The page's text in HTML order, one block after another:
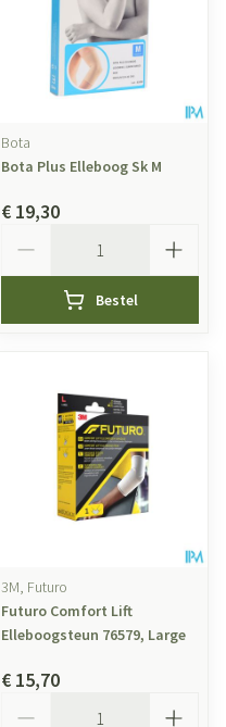
Bota
Bota Plus Elleboog Sk M
€ 19,30
Bestel
3M, Futuro
Futuro Comfort Lift
Elleboogsteun 76579, Large
€ 15,70